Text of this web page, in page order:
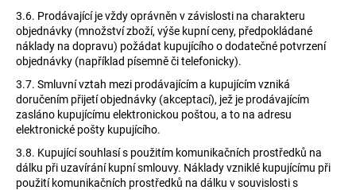
3.6. Prodávající je vždy oprávněn v závislosti na charakteru
objednávky (množství zboží, výše kupní ceny, předpokládané
náklady na dopravu) požádat kupujícího o dodatečné potvrzení
objednávky (například písemně či telefonicky).
3.7. Smluvní vztah mezi prodávajícím a kupujícím vzniká
doručením přijetí objednávky (akceptací), jež je prodávajícím
zasláno kupujícímu elektronickou poštou, a to na adresu
elektronické pošty kupujícího.
3.8. Kupující souhlasí s použitím komunikačních prostředků na
dálku při uzavírání kupní smlouvy. Náklady vzniklé kupujícímu při
použití komunikačních prostředků na dálku v souvislosti s